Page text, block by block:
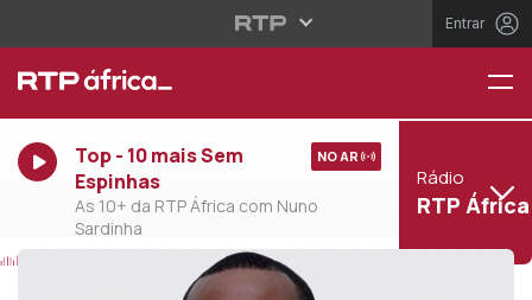
Entrar
Top - 10 mais Sem
Espinhas
As 10+ da RTP África com Nuno
Sardinha
NO AR
Rádio
RTP África